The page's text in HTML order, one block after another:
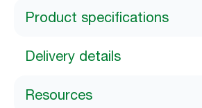
Product specifications
Delivery details
Resources